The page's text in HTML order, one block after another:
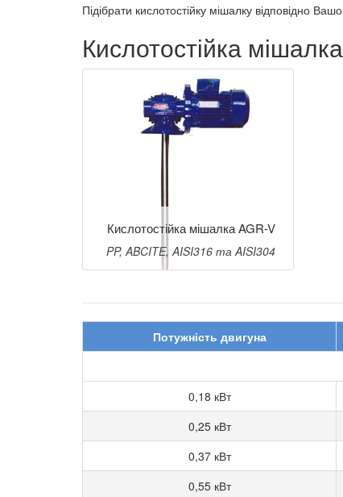
Підібрати кислотостійку мішалку відповідно
Кислотостійка мішалка
Кислотостійка мішалка AGR-V
PP, ABCITE, AISI316 та AISI304
Потужність двигуна
0,18 кВт
0,25 кВт
0,37 кВт
0,55 кВт